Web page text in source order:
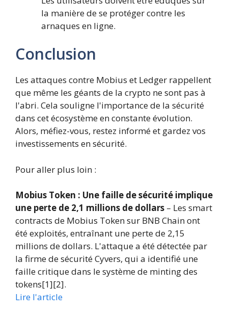
la manière de se protéger contre les
arnaques en ligne.
Conclusion
Les attaques contre Mobius et Ledger rappellent
que même les géants de la crypto ne sont pas à
l'abri. Cela souligne l'importance de la sécurité
dans cet écosystème en constante évolution.
Alors, méfiez-vous, restez informé et gardez vos
investissements en sécurité.
Pour aller plus loin :
Mobius Token : Une faille de sécurité implique
une perte de 2,1 millions de dollars – Les smart
contracts de Mobius Token sur BNB Chain ont
été exploités, entraînant une perte de 2,15
millions de dollars. L'attaque a été détectée par
la firme de sécurité Cyvers, qui a identifié une
faille critique dans le système de minting des
tokens[1][2].
Lire l'article